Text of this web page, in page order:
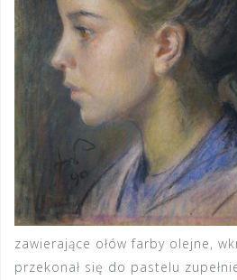
zawierające ołów farby olejne,
przekonał się do pastelu